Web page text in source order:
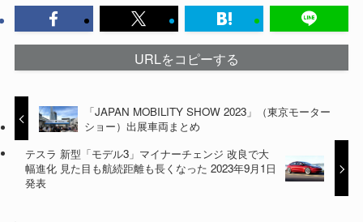
URLをコピーする
「JAPAN MOBILITY SHOW 2023」（東京モーター
ショー）出展車両まとめ
テスラ 新型「モデル3」マイナーチェンジ 改良で大
幅進化 見た目も航続距離も長くなった 2023年9月1日
発表